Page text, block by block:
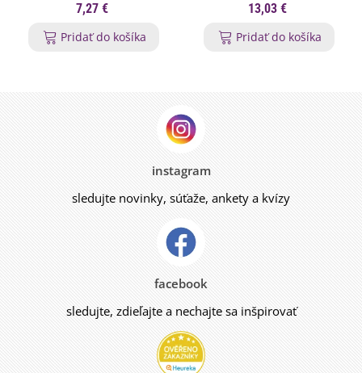
7,27 €
Pridať do košíka
13,03 €
Pridať do košíka
instagram
sledujte novinky, súťaže, ankety a kvízy
facebook
sledujte, zdieľajte a nechajte sa inšpirovať